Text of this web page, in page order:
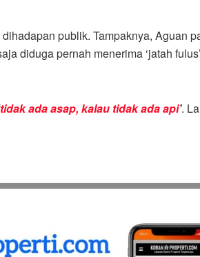
publik. Tampaknya, Aguan
diduga pernah menerima ‘jatah
tidak ada asap, kalau tidak ada api’.